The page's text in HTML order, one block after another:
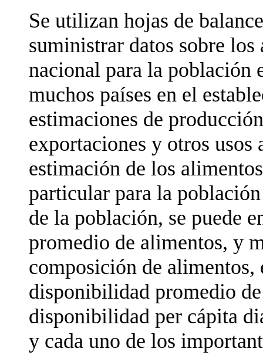
Se utilizan hojas de
suministrar datos sobre
nacional para la población
muchos países en el
estimaciones de
exportaciones y otros
estimación de los
particular para la
de la población, se puede
promedio de alimentos, y
composición de alimentos,
disponibilidad promedio
disponibilidad per cápita
y cada uno de los